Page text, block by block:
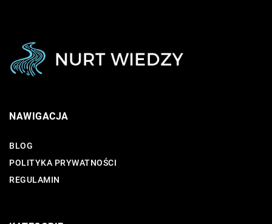
NAWIGACJA
BLOG
POLITYKA PRYWATNOŚCI
REGULAMIN